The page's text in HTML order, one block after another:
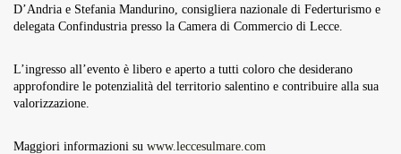
D’Andria e Stefania Mandurino, consigliera nazionale di Federturismo e
delegata Confindustria presso la Camera di Commercio di Lecce.
L’ingresso all’evento è libero e aperto a tutti coloro che desiderano
approfondire le potenzialità del territorio salentino e contribuire alla sua
valorizzazione.
Maggiori informazioni su www.leccesulmare.com